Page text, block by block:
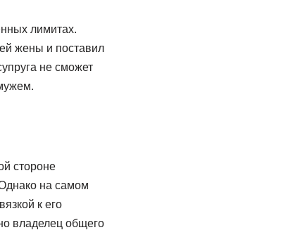
лимитах.
жены и поставил
не сможет
стороне
на самом
к его
владелец общего